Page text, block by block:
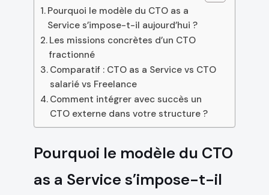
Pourquoi le modèle du CTO as a
Service s’impose-t-il aujourd’hui ?
Les missions concrètes d’un CTO
fractionné
Comparatif : CTO as a Service vs CTO
salarié vs Freelance
Comment intégrer avec succès un
CTO externe dans votre structure ?
Pourquoi le modèle du CTO
as a Service s’impose-t-il